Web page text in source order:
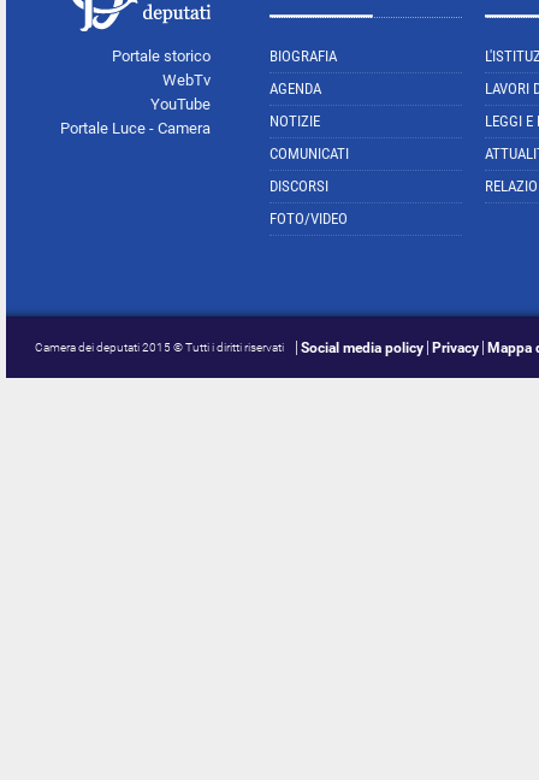
Portale storico
WebTv
YouTube
Portale Luce - Camera
BIOGRAFIA
AGENDA
NOTIZIE
COMUNICATI
DISCORSI
FOTO/VIDEO
LAVORI
LEGGI E
Camera dei deputati 2015 © Tutti i diritti riservati Social media policy Privacy Mappa